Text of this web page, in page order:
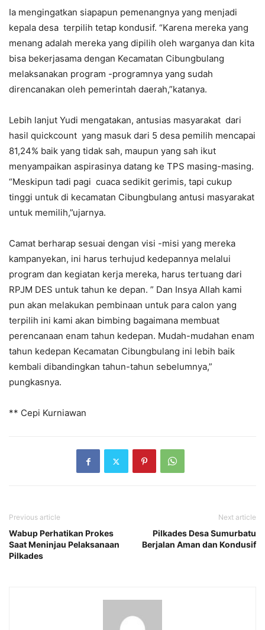
Ia mengingatkan siapapun pemenangnya yang menjadi
kepala desa terpilih tetap kondusif. “Karena mereka yang
menang adalah mereka yang dipilih oleh warganya dan kita
bisa bekerjasama dengan Kecamatan Cibungbulang
melaksanakan program -programnya yang sudah
direncanakan oleh pemerintah daerah,”katanya.
Lebih lanjut Yudi mengatakan, antusias masyarakat dari
hasil quickcount yang masuk dari 5 desa pemilih mencapai
81,24% baik yang tidak sah, maupun yang sah ikut
menyampaikan aspirasinya datang ke TPS masing-masing.
“Meskipun tadi pagi cuaca sedikit gerimis, tapi cukup
tinggi untuk di kecamatan Cibungbulang antusi masyarakat
untuk memilih,”ujarnya.
Camat berharap sesuai dengan visi -misi yang mereka
kampanyekan, ini harus terhujud kedepannya melalui
program dan kegiatan kerja mereka, harus tertuang dari
RPJM DES untuk tahun ke depan. ” Dan Insya Allah kami
pun akan melakukan pembinaan untuk para calon yang
terpilih ini kami akan bimbing bagaimana membuat
perencanaan enam tahun kedepan. Mudah-mudahan enam
tahun kedepan Kecamatan Cibungbulang ini lebih baik
kembali dibandingkan tahun-tahun sebelumnya,”
pungkasnya.
** Cepi Kurniawan
Previous article
Wabup Perhatikan Prokes
Saat Meninjau Pelaksanaan
Pilkades
Next article
Pilkades Desa Sumurbatu
Berjalan Aman dan Kondusif